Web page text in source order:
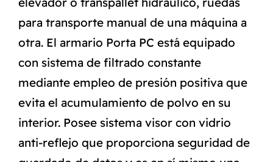
para transporte manual de una máquina a
otra. El armario Porta PC está equipado
con sistema de filtrado constante
mediante empleo de presión positiva que
evita el acumulamiento de polvo en su
interior. Posee sistema visor con vidrio
anti-reflejo que proporciona seguridad de